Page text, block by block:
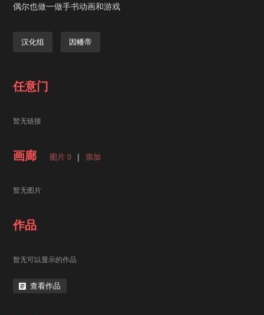
偶尔也做一做手书动画和游戏
汉化组 因幡帝
任意门
暂无链接
画廊 图片 0 添加
暂无图片
作品
暂无可以显示的作品
查看作品